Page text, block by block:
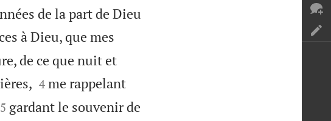
de la part de Dieu
à Dieu, que mes
de ce que nuit et

4 me rappelant

5 gardant le souvenir de